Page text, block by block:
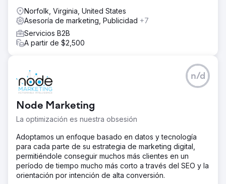
Norfolk, Virginia, United States
Asesoría de marketing, Publicidad +7
Servicios B2B
A partir de $2,500
Node Marketing
La optimización es nuestra obsesión
n/d
Adoptamos un enfoque basado en datos y tecnología
para cada parte de su estrategia de marketing digital,
permitiéndole conseguir muchos más clientes en un
período de tiempo mucho más corto a través del SEO y la
orientación por intención de alta conversión.